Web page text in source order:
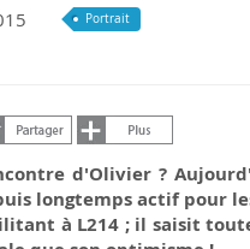
Portrait
d'Olivier ?
longtemps actif pour
à L214 ; il saisit